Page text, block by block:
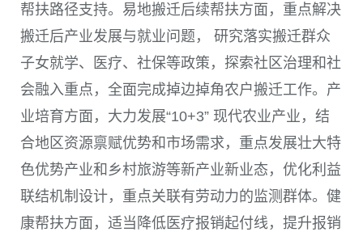
帮扶路径支持。易地搬迁后续帮扶方面，重点解决
搬迁后产业发展与就业问题， 研究落实搬迁群众
子女就学、医疗、社保等政策，探索社区治理和社
会融入重点，全面完成掉边掉角农户搬迁工作。产
业培育方面，大力发展“10+3” 现代农业产业，结
合地区资源禀赋优势和市场需求，重点发展壮大特
色优势产业和乡村旅游等新产业新业态，优化利益
联结机制设计，重点关联有劳动力的监测群体。健
康帮扶方面，适当降低医疗报销起付线，提升报销